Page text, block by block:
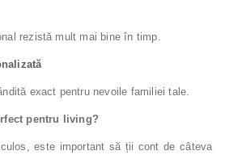
rezistă mult mai bine în timp.
exact pentru nevoile familiei tale.
pentru living?
este important să ții cont de câteva